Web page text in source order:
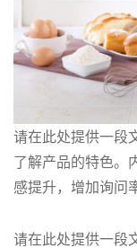
请在此处提供一段
了解产品的特色。
感提升，增加询问
请在此处提供一段